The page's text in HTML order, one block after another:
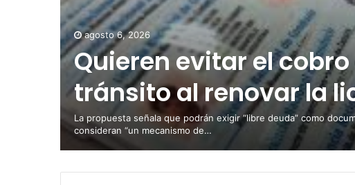
agosto 6, 2026
Quieren evitar el
tránsito al renovar la
La propuesta señala que podrán exigir “libre deuda” como
consideran “un mecanismo de…